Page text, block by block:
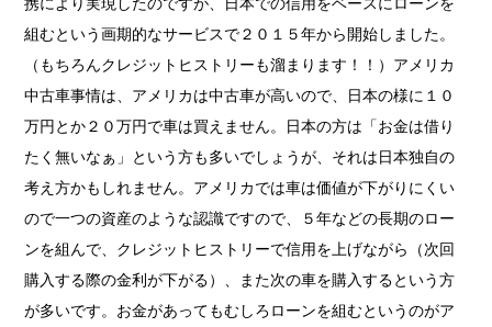
組むという画期的なサービスで２０１５年から開始しました。
（もちろんクレジットヒストリーも溜まります！！）アメリカ
中古車事情は、アメリカは中古車が高いので、日本の様に１０
万円とか２０万円で車は買えません。日本の方は「お金は借り
たく無いなぁ」という方も多いでしょうが、それは日本独自の
考え方かもしれません。アメリカでは車は価値が下がりにくい
ので一つの資産のような認識ですので、５年などの長期のロー
ンを組んで、クレジットヒストリーで信用を上げながら（次回
購入する際の金利が下がる）、また次の車を購入するという方
が多いです。お金があってもむしろローンを組むというのがア